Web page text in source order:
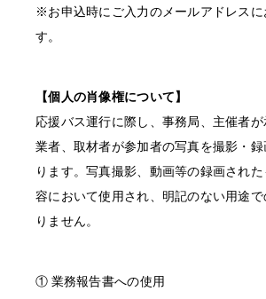
※お申込時にご入力のメールアドレスに
す。
【個人の肖像権について】
応援バス運行に際し、事務局、主催者が
業者、取材者が参加者の写真を撮影・
ります。写真撮影、動画等の録画され
容において使用され、明記のない用途
りません。
① 業務報告書への使用